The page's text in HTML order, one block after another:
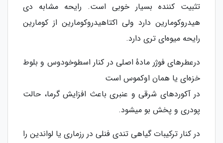
تثبیت کننده بسیار خوبی است. رایحه مشابه‌ دی
هیدروکومارین دارد ولی اکتاهیدروکومارین از کومارین
رایحه میوه‌ای تری دارد.
درعطرهای فوژر مادهٔ اصلی در کنار اسطوخودوس و بلوط
خزه‌ای یا همان اوکموس است
در آکوردهای شرقی و عنبری باعث افزایش گرما، حالت
پودری و پخش بو میشود.
در کنار ترکیبات گیاهی تندی فنلی در رزماری یا لواندین را